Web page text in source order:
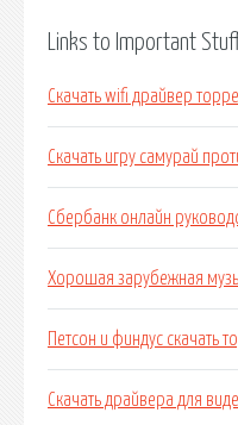
Links to Important
Скачать wifi драйвер
Скачать игру самурай
Сбербанк онлайн
Хорошая зарубежная
Петсон и финдус скачать
Скачать драйвера для